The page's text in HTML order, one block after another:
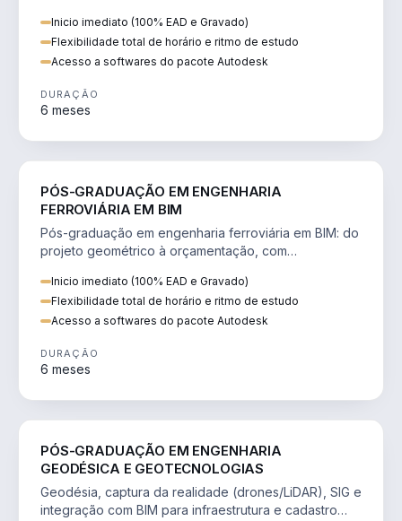
Inicio imediato (100% EAD e Gravado)
Flexibilidade total de horário e ritmo de estudo
Acesso a softwares do pacote Autodesk
DURAÇÃO
6 meses
PÓS-GRADUAÇÃO EM ENGENHARIA
FERROVIÁRIA EM BIM
Pós-graduação em engenharia ferroviária em BIM: do
projeto geométrico à orçamentação, com
Inicio imediato (100% EAD e Gravado)
Flexibilidade total de horário e ritmo de estudo
Acesso a softwares do pacote Autodesk
DURAÇÃO
6 meses
PÓS-GRADUAÇÃO EM ENGENHARIA
GEODÉSICA E GEOTECNOLOGIAS
Geodésia, captura da realidade (drones/LiDAR), SIG e
integração com BIM para infraestrutura e cadastro